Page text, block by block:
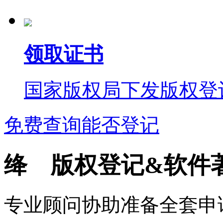
领取证书
国家版权局下发版权
免费查询能否登记
绛 版权登记&软件
专业顾问协助准备全套